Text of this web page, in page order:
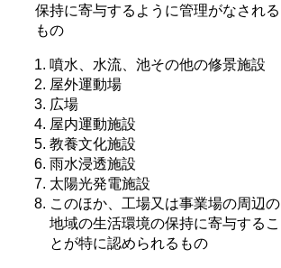
保持に寄与するように管理がなされる
もの
噴水、水流、池その他の修景施設
屋外運動場
広場
屋内運動施設
教養文化施設
雨水浸透施設
太陽光発電施設
このほか、工場又は事業場の周辺の
地域の生活環境の保持に寄与するこ
とが特に認められるもの